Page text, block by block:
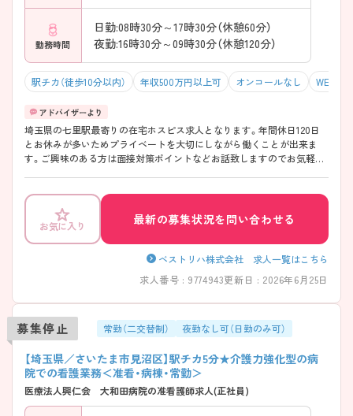
勤務時間
日勤:08時30分～17時30分（休憩60分）
夜勤:16時30分～09時30分（休憩120分）
駅チカ（徒歩10分以内） 年収500万円以上可 オンコールなし WEB面
埼玉県の七里駅最寄りの在宅ホスピス求人となります。年間休日120日
とお休みが多いためプライベートを大切にしながら働くことが出来ま
す。ご興味のある方は面接対策ポイントなどお話致しますのでお気軽に
お気に入り 最新の募集状況を問い合わせる
ベストリハ株式会社 求人一覧はこちら
求人番号 : 9774943更新日 : 2026年6月25日
募集停止 常勤（二交替制） 夜勤なし可（日勤のみ可）
【埼玉県／さいたま市見沼区】駅チカ5分★介護力強化型の病
院での看護業務＜准看・病棟・常勤＞
医療法人興仁会 大和田病院の准看護師求人(正社員)